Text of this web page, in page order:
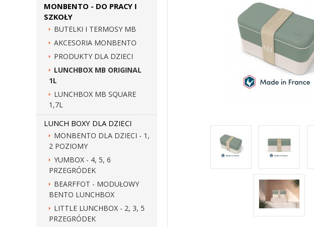
MONBENTO - DO PRACY I
SZKOŁY
BUTELKI I TERMOSY MB
AKCESORIA MONBENTO
PRODUKTY DLA DZIECI
LUNCHBOX MB ORIGINAL
1L
LUNCHBOX MB SQUARE
1,7L
LUNCH BOXY DLA DZIECI
MONBENTO DLA DZIECI - 1,
2 POZIOMY
YUMBOX - 4, 5, 6
PRZEGRÓDEK
BEARFFOT - MODUŁOWY
BENTO LUNCHBOX
LITTLE LUNCHBOX - 2, 3, 5
PRZEGRÓDEK